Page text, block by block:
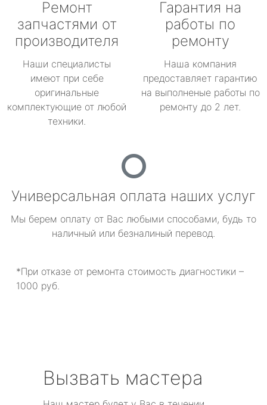
Ремонт
запчастями от
производителя
Наши специалисты
имеют при себе
оригинальные
комплектующие от любой
техники.
Гарантия на
работы по
ремонту
Наша компания
предоставляет гарантию
на выполненые работы по
ремонту до 2 лет.
Универсальная оплата наших услуг
Мы берем оплату от Вас любыми способами, будь то
наличный или безналиный перевод.
*При отказе от ремонта стоимость диагностики –
1000 руб.
Вызвать мастера